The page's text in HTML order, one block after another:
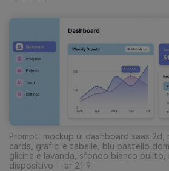
Prompt: mockup ui dashboard saas 2d,
cards, grafici e tabelle, blu pastello
glicine e lavanda, sfondo bianco pulito,
dispositivo --ar 21:9